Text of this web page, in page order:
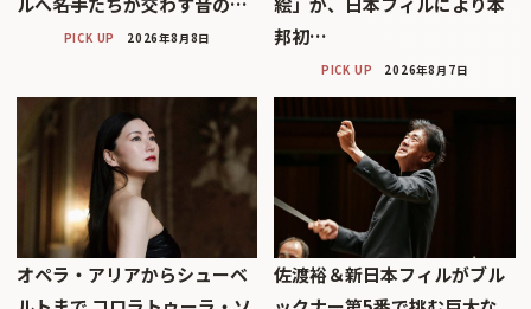
PICK UP 2026年8月8日
邦初…
PICK UP 2026年8月7日
オペラ・アリアからシューベ
佐渡裕＆新日本フィルがブル